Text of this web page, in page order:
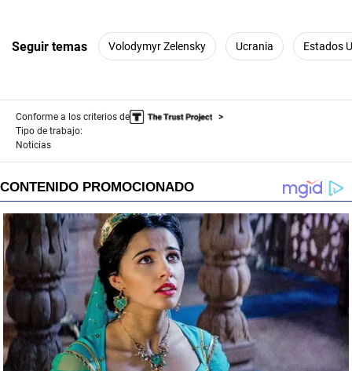
Seguir temas Volodymyr Zelensky Ucrania Estados
Conforme a los criterios de
Tipo de trabajo:
Noticias